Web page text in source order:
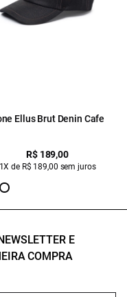
Ellus Brut Denin Cafe
R$ 189,00
1X de R$ 189,00 sem juros
E
COMPRA